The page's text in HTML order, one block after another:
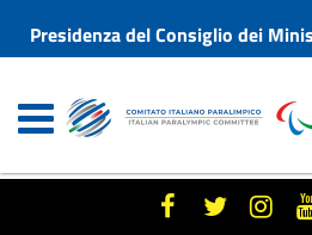
Presidenza del Consiglio dei